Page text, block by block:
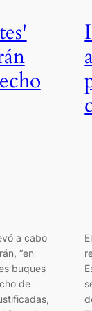
a cabo
“en
buques
de